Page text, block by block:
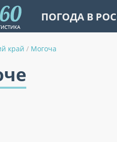
ПОГОДА В
край / Могоча